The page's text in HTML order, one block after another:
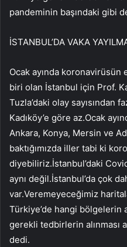
pandeminin başındaki gibi
İSTANBUL’DA VAKA
Ocak ayında
biri olan İstanbul için Prof.
Tuzla’daki olay sayısından
Kadıköy’e göre az.Ocak
Ankara, Konya, Mersin ve
baktığımızda iller tabi ki
diyebiliriz.İstanbul’daki
aynı değil.İstanbul’da çok
var.Veremeyeceğimiz
Türkiye’de hangi bölgelerin
gerekli tedbirlerin alınması
dedi.